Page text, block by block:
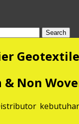
Search
Non